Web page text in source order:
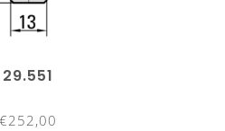
29.551
€252,00